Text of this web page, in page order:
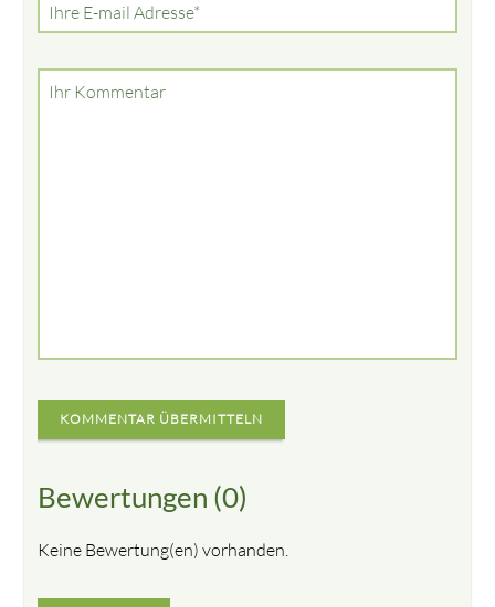
Pflichtfeld
Ihre E-mail Adresse*
Ihr Kommentar
KOMMENTAR ÜBERMITTELN
Bewertungen (0)
Keine Bewertung(en) vorhanden.